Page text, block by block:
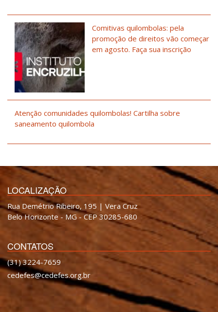
Comitivas quilombolas: pela
promoção de direitos vão começar
em agosto. Faça sua inscrição
Atenção comunidades quilombolas! Cartilha sobre
saneamento quilombola
LOCALIZAÇÃO
Rua Demétrio Ribeiro, 195 | Vera Cruz
Belo Horizonte - MG - CEP 30285-680
CONTATOS
(31) 3224-7659
cedefes@cedefes.org.br